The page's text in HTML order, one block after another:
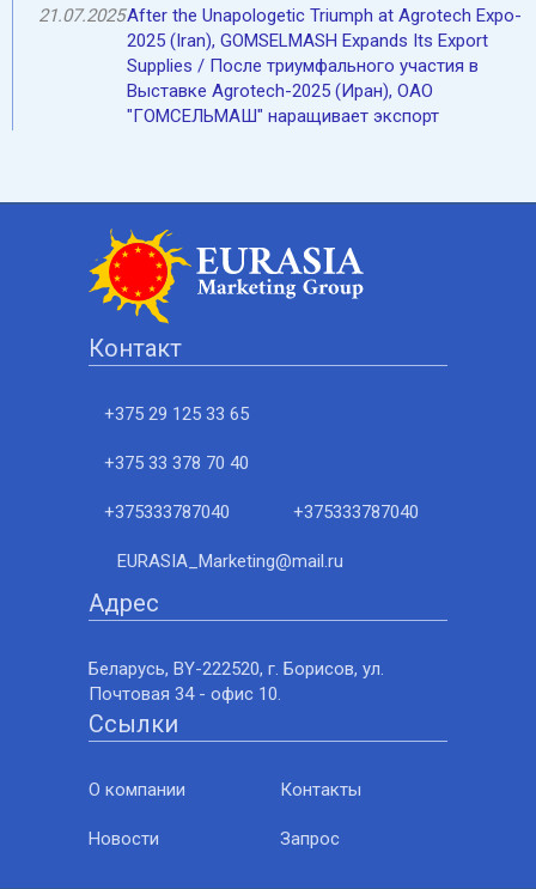
21.07.2025After the Unapologetic Triumph at Agrotech Expo-
2025 (Iran), GOMSELMASH Expands Its Export
Supplies / После триумфального участия в
Выставке Agrotech-2025 (Иран), ОАО
"ГОМСЕЛЬМАШ" наращивает экспорт
Контакт
+375 29 125 33 65
+375 33 378 70 40
+375333787040 +375333787040
EURASIA_Marketing@mail.ru
Адрес
Беларусь, BY-222520, г. Борисов, ул.
Почтовая 34 - офис 10.
Ссылки
О компании Контакты
Новости Запрос